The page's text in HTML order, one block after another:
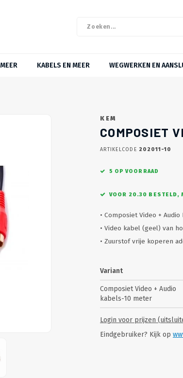
KABELS EN MEER WEGWERKEN EN
KEM
COMPOSIET
ARTIKELCODE 202011-10
5 OP VOORRAAD
VOOR 20.30 BESTELD,
• Composiet Video + Audio
• Video kabel (geel) van
• Zuurstof vrije koperen
Variant
Composiet Video + Audio
kabels-10 meter
Login voor prijzen
Eindgebruiker? Kijk op